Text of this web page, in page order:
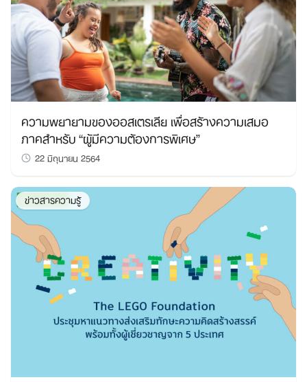
Search
for:
ความพยายามของออสเตรเลีย เพื่อสร้างความเสมอ
ภาคสำหรับ “ผู้มีความต้องการพิเศษ”
22 มิถุนายน 2564
ข่าวสารความรู้